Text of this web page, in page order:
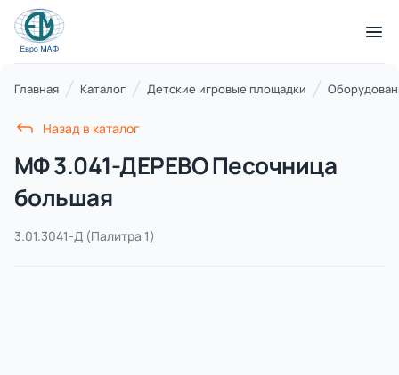
КАТАЛОГ ТОВАРОВ
21 категория
Благоустройство территорий
Главная Каталог Детские игровые площадки
Назад в каталог
МФ 3.041-ДЕРЕВО Песочница
большая
3.01.3041-Д (Палитра 1)